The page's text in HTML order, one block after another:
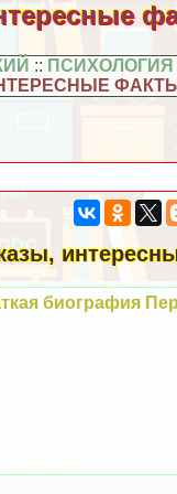
:: ПСИХОЛОГИЯ
ФАКТЫ
биография